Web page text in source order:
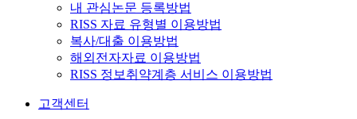
내 관심논문 등록방법
RISS 자료 유형별 이용방법
복사/대출 이용방법
해외전자자료 이용방법
RISS 정보취약계층 서비스 이용방법
고객센터